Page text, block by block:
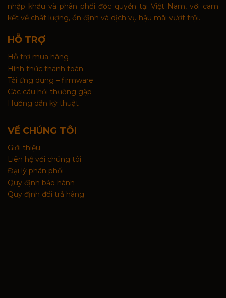
nhập khẩu và phân phối độc quyền tại Việt Nam, với cam
kết về chất lượng, ổn định và dịch vụ hậu mãi vượt trội.
HỖ TRỢ
Hỗ trợ mua hàng
Hình thức thanh toán
Tải ứng dụng – firmware
Các câu hỏi thường gặp
Hướng dẫn kỹ thuật
VỀ CHÚNG TÔI
Giới thiệu
Liên hệ với chúng tôi
Đại lý phân phối
Quy định bảo hành
Quy định đổi trả hàng